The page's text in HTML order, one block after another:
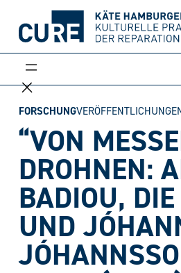
Inhalt
FORSCHUNG
“VON
DROHNEN:
BADIOU,
UND